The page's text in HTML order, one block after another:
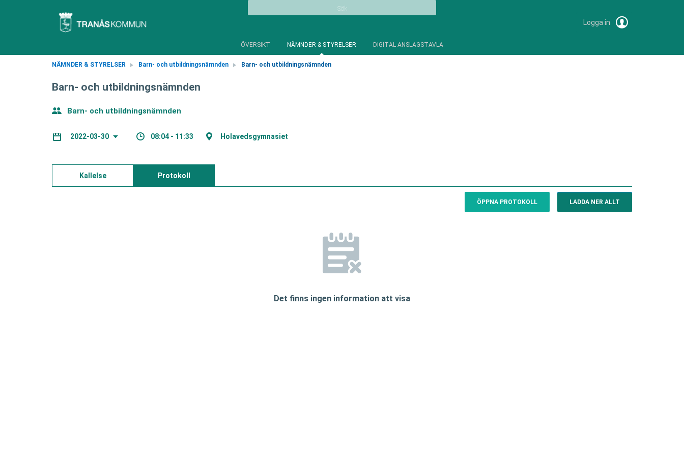
Sök
Logga in
ÖVERSIKT NÄMNDER & STYRELSER DIGITAL ANSLAGSTAVLA
NÄMNDER & STYRELSER Barn- och utbildningsnämnden Barn- och utbildningsnämnden
Barn- och utbildningsnämnden
Barn- och utbildningsnämnden
2022-03-30 08:04 - 11:33 Holavedsgymnasiet
Kallelse Protokoll
ÖPPNA PROTOKOLL LADDA NER ALLT
Det finns ingen information att visa